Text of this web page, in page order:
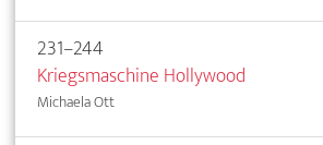
231–244
Kriegsmaschine Hollywood
Michaela Ott